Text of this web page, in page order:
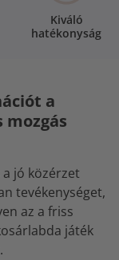
Kiváló
hatékonyság
a
jó közérzet
tevékenységet,
az a friss
játék